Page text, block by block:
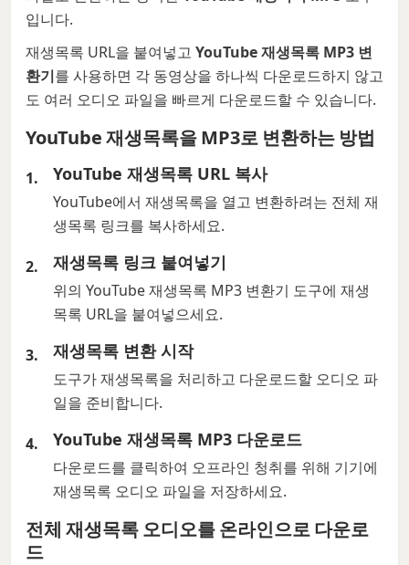
입니다.
재생목록 URL을 붙여넣고 YouTube 재생목록 MP3 변
환기를 사용하면 각 동영상을 하나씩 다운로드하지 않고
도 여러 오디오 파일을 빠르게 다운로드할 수 있습니다.
YouTube 재생목록을 MP3로 변환하는 방법
YouTube 재생목록 URL 복사
YouTube에서 재생목록을 열고 변환하려는 전체 재
생목록 링크를 복사하세요.
재생목록 링크 붙여넣기
위의 YouTube 재생목록 MP3 변환기 도구에 재생
목록 URL을 붙여넣으세요.
재생목록 변환 시작
도구가 재생목록을 처리하고 다운로드할 오디오 파
일을 준비합니다.
YouTube 재생목록 MP3 다운로드
다운로드를 클릭하여 오프라인 청취를 위해 기기에
재생목록 오디오 파일을 저장하세요.
전체 재생목록 오디오를 온라인으로 다운로
드